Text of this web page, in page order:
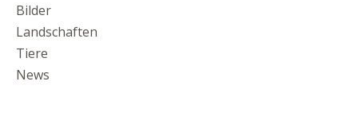
Bilder
Landschaften
Tiere
News